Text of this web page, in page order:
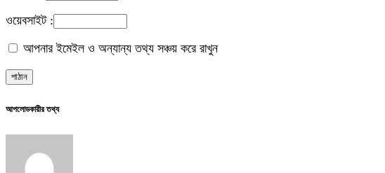
ওয়েবসাইট :
আপনার ইমেইল ও অন্যান্য তথ্য সঞ্চয় করে রাখুন
আপলোডকারীর তথ্য